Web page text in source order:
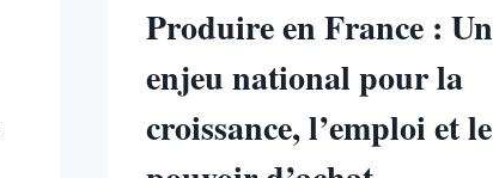
Produire en France : Un
enjeu national pour la
croissance, l’emploi et le